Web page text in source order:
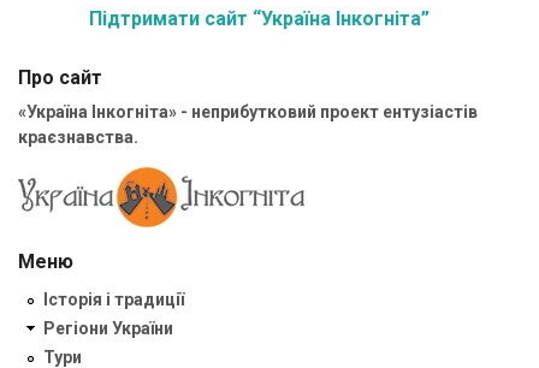
Підтримати сайт “Україна Інкогніта”
Про сайт
«Україна Інкогніта» - неприбутковий проект ентузіастів
краєзнавства.
Меню
Історія і традиції
Регіони України
Тури